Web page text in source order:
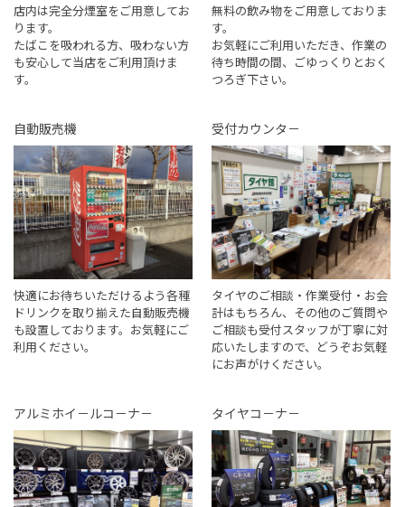
店内は完全分煙室をご用意してお
ります。
たばこを吸われる方、吸わない方
も安心して当店をご利用頂けま
す。
無料の飲み物をご用意しておりま
す。
お気軽にご利用いただき、作業の
待ち時間の間、ごゆっくりとおく
つろぎ下さい。
自動販売機
快適にお待ちいただけるよう各種
ドリンクを取り揃えた自動販売機
も設置しております。お気軽にご
利用ください。
受付カウンタ－
タイヤのご相談・作業受付・お会
計はもちろん、その他のご質問や
ご相談も受付スタッフが丁寧に対
応いたしますので、どうぞお気軽
にお声がけください。
アルミホイ－ルコ－ナ－ タイヤコ－ナ－